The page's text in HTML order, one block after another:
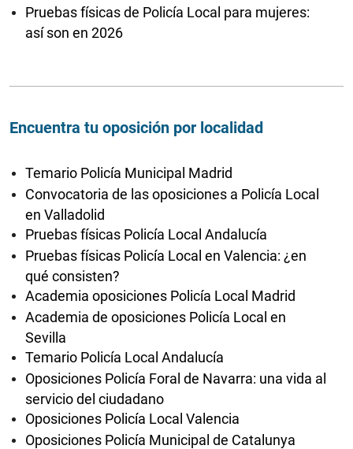
Pruebas físicas de Policía Local para mujeres:
así son en 2026
Encuentra tu oposición por localidad
Temario Policía Municipal Madrid
Convocatoria de las oposiciones a Policía Local
en Valladolid
Pruebas físicas Policía Local Andalucía
Pruebas físicas Policía Local en Valencia: ¿en
qué consisten?
Academia oposiciones Policía Local Madrid
Academia de oposiciones Policía Local en
Sevilla
Temario Policía Local Andalucía
Oposiciones Policía Foral de Navarra: una vida al
servicio del ciudadano
Oposiciones Policía Local Valencia
Oposiciones Policía Municipal de Catalunya